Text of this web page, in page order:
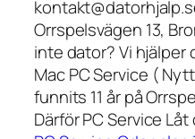
Orrspelsvägen 13,
inte dator? Vi hjälper
Mac PC Service (
funnits 11 år på
Därför PC Service